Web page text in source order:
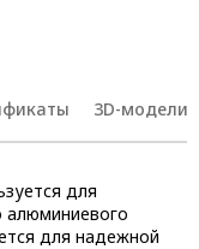
3D-модели
для
алюминиевого
для надежной